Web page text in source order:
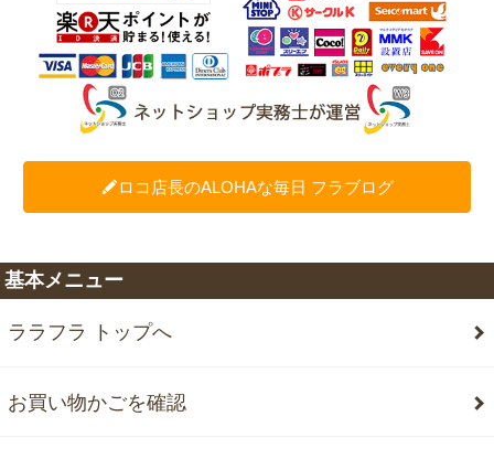
ロコ店長のALOHAな毎日 フラブログ
基本メニュー
ララフラ トップへ
お買い物かごを確認